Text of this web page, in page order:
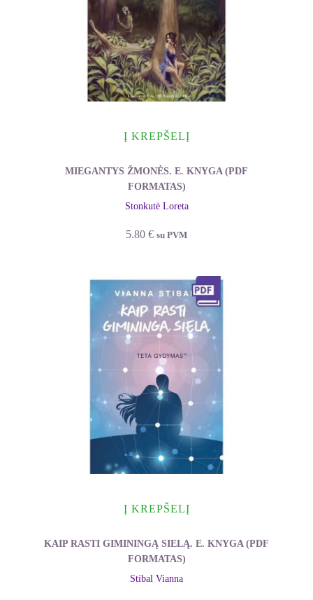
Į KREPŠELĮ
MIEGANTYS ŽMONĖS. E. KNYGA (PDF
FORMATAS)
Stonkutė Loreta
5.80 € su PVM
Į KREPŠELĮ
KAIP RASTI GIMININGĄ SIELĄ. E. KNYGA (PDF
FORMATAS)
Stibal Vianna